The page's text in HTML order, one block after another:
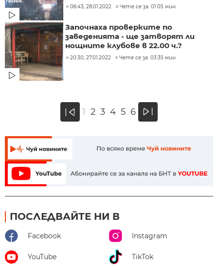
06:43, 28.01.2022 Чете се за: 01:05 мин.
Започнаха проверките по
заведенията - ще затворят ли
нощните клубове в 22.00 ч.?
20:30, 27.01.2022 Чете се за: 03:35 мин.
« 1 2 3 4 5 6 »
ПОСЛЕДВАЙТЕ НИ В
Facebook Instagram
YouTube TikTok